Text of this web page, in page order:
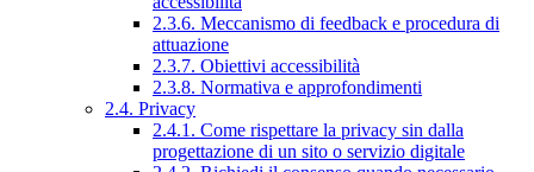
2.3.6. Meccanismo di feedback e procedura di
attuazione
2.3.7. Obiettivi accessibilità
2.3.8. Normativa e approfondimenti
2.4. Privacy
2.4.1. Come rispettare la privacy sin dalla
progettazione di un sito o servizio digitale